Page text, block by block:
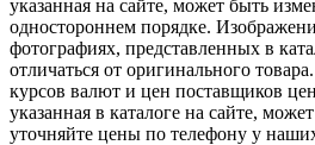
указанная на сайте, может быть
одностороннем порядке.
фотографиях, представленных в
отличаться от оригинального
курсов валют и цен поставщиков
указанная в каталоге на сайте,
уточняйте цены по телефону у